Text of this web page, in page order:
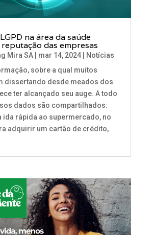
na área da saúde
das empresas
Mira SA| mar 14, 2024|
Notícias
sobre a qual muitos
dissertando desde meados dos
ter alcançado seu auge. A todo
dados são compartilhados:
ida rápida ao supermercado, no
adquirir um cartão de crédito,